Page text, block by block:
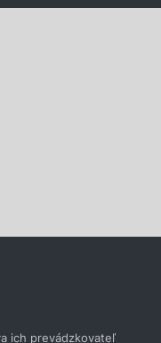
ich prevádzkovateľ